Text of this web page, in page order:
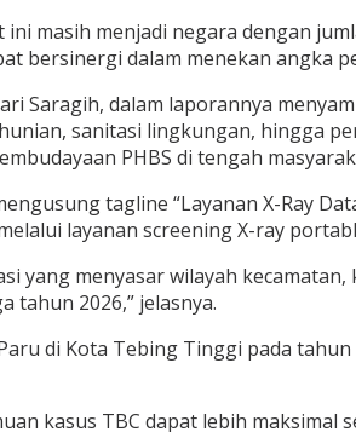
masih menjadi negara dengan
bersinergi dalam menekan angka
Saragih, dalam laporannya
sanitasi lingkungan, hingga
PHBS di tengah
tagline “Layanan X-Ray
layanan screening X-ray
yang menyasar wilayah
tahun 2026,” jelasnya.
di Kota Tebing Tinggi pada
kasus TBC dapat lebih